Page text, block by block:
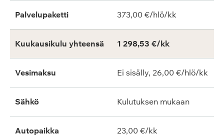
Palvelupaketti 373,00 €/hlö/kk
Kuukausikulu yhteensä 1 298,53 €/kk
Vesimaksu Ei sisälly, 26,00 €/hlö/kk
Sähkö Kulutuksen mukaan
Autopaikka 23,00 €/kk